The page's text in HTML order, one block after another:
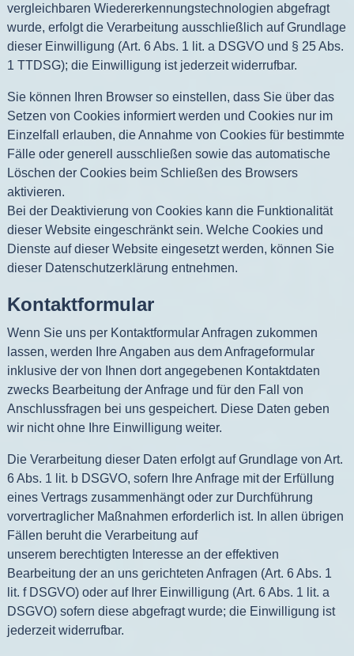
vergleichbaren Wiedererkennungstechnologien abgefragt
wurde, erfolgt die Verarbeitung ausschließlich auf Grundlage
dieser Einwilligung (Art. 6 Abs. 1 lit. a DSGVO und § 25 Abs.
1 TTDSG); die Einwilligung ist jederzeit widerrufbar.
Sie können Ihren Browser so einstellen, dass Sie über das
Setzen von Cookies informiert werden und Cookies nur im
Einzelfall erlauben, die Annahme von Cookies für bestimmte
Fälle oder generell ausschließen sowie das automatische
Löschen der Cookies beim Schließen des Browsers
aktivieren.
Bei der Deaktivierung von Cookies kann die Funktionalität
dieser Website eingeschränkt sein. Welche Cookies und
Dienste auf dieser Website eingesetzt werden, können Sie
dieser Datenschutzerklärung entnehmen.
Kontaktformular
Wenn Sie uns per Kontaktformular Anfragen zukommen
lassen, werden Ihre Angaben aus dem Anfrageformular
inklusive der von Ihnen dort angegebenen Kontaktdaten
zwecks Bearbeitung der Anfrage und für den Fall von
Anschlussfragen bei uns gespeichert. Diese Daten geben
wir nicht ohne Ihre Einwilligung weiter.
Die Verarbeitung dieser Daten erfolgt auf Grundlage von Art.
6 Abs. 1 lit. b DSGVO, sofern Ihre Anfrage mit der Erfüllung
eines Vertrags zusammenhängt oder zur Durchführung
vorvertraglicher Maßnahmen erforderlich ist. In allen übrigen
Fällen beruht die Verarbeitung auf
unserem berechtigten Interesse an der effektiven
Bearbeitung der an uns gerichteten Anfragen (Art. 6 Abs. 1
lit. f DSGVO) oder auf Ihrer Einwilligung (Art. 6 Abs. 1 lit. a
DSGVO) sofern diese abgefragt wurde; die Einwilligung ist
jederzeit widerrufbar.